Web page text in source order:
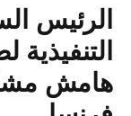
الرئيس
هامش